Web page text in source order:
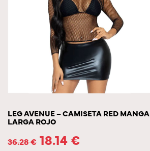
LEG AVENUE – CAMISETA RED MANGA
LARGA ROJO
36.28€ 18.14 €